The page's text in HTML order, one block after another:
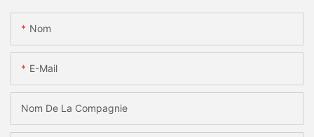
Nom
E-Mail
Nom De La Compagnie